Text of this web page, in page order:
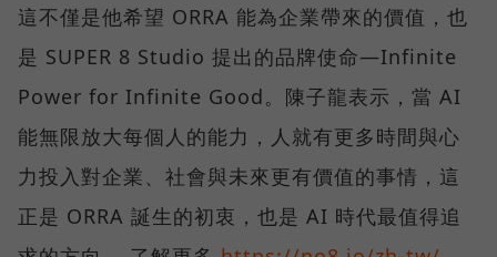
這不僅是他希望 ORRA 能為企業帶來的價值，也
是 SUPER 8 Studio 提出的品牌使命—Infinite
Power for Infinite Good。陳子龍表示，當 AI
能無限放大每個人的能力，人就有更多時間與心
力投入對企業、社會與未來更有價值的事情，這
正是 ORRA 誕生的初衷，也是 AI 時代最值得追